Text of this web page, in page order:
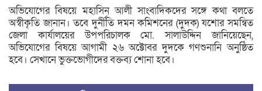
অভিযোগের বিষয়ে মহাসিন আলী সাংবাদিকদের সঙ্গে কথা বলতে
অস্বীকৃতি জানান। তবে দুর্নীতি দমন কমিশনের (দুদক) যশোর সমন্বিত
জেলা কার্যালয়ের উপপরিচালক মো. সালাউদ্দিন জানিয়েছেন,
অভিযোগের বিষয়ে আগামী ২৬ অক্টোবর দুদকে গণশুনানি অনুষ্ঠিত
হবে। সেখানে ভুক্তভোগীদের বক্তব্য শোনা হবে।